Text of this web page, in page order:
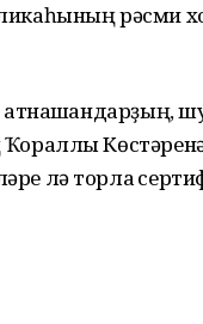
рәсми
лә торлаҡ